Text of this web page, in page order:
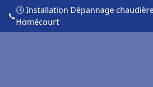
📞
🕒 Installation Dépannage
Homécourt